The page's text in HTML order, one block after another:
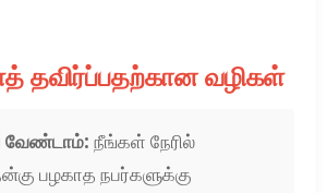
தவிர்ப்பதற்கான வழிகள்
வேண்டாம்: நீங்கள் நேரில்
பழகாத நபர்களுக்கு